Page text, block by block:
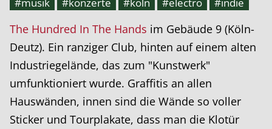
The Hundred In The Hands im Gebäude 9 (Köln-
Deutz). Ein ranziger Club, hinten auf einem alten
Industriegelände, das zum "Kunstwerk"
umfunktioniert wurde. Graffitis an allen
Hauswänden, innen sind die Wände so voller
Sticker und Tourplakate, dass man die Klotür